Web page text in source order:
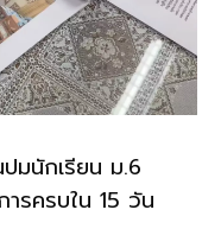
มนักเรียน ม.6
รครบใน 15 วัน